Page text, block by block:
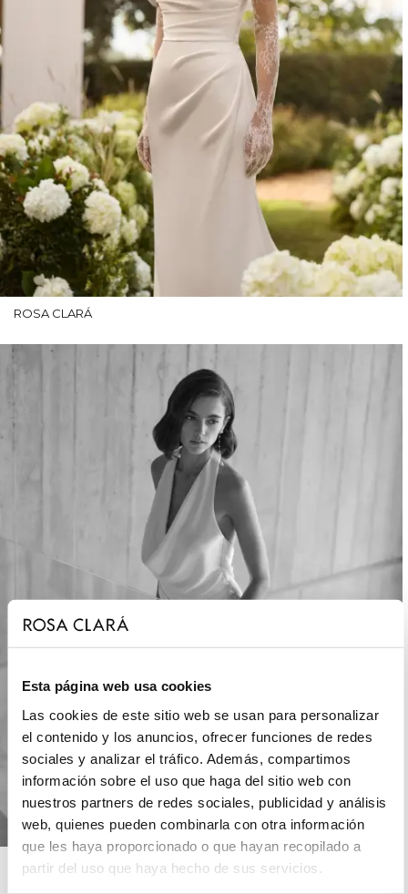
Esta página web usa cookies
Las cookies de este sitio web se usan para personalizar
el contenido y los anuncios, ofrecer funciones de redes
sociales y analizar el tráfico. Además, compartimos
información sobre el uso que haga del sitio web con
nuestros partners de redes sociales, publicidad y análisis
web, quienes pueden combinarla con otra información
que les haya proporcionado o que hayan recopilado a
partir del uso que haya hecho de sus servicios.
ROSA CLARÁ
ROSA CLARÁ SOFT